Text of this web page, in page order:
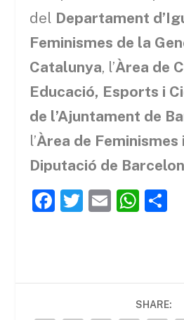
del Departament
Feminismes de la
Catalunya, l’Àrea de
Educació, Esports i
de l’Ajuntament de
l’Àrea de
Diputació de
F
b
o
T
E
W
A
p
SHARE: